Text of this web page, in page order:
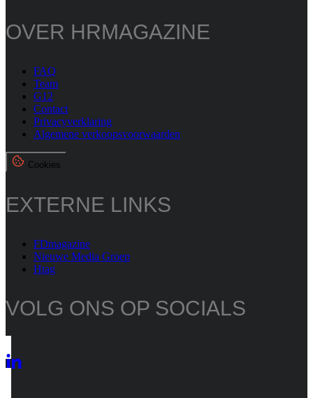
OVER HRMAGAZINE
FAQ
Team
G12
Contact
Privacyverklaring
Algemene verkoopsvoorwaarden
Cookies
EXTERNE LINKS
FDmagazine
Nieuwe Media Groep
Htag
VOLG ONS OP SOCIALS